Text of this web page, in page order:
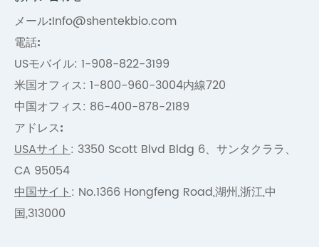
メール:Info@shentekbio.com
電話:
USモバイル: 1-908-822-3199
米国オフィス: 1-800-960-3004内線720
中国オフィス: 86-400-878-2189
アドレス:
USAサイト: 3350 Scott Blvd Bldg 6、サンタクララ、
CA 95054
中国サイト: No.1366 Hongfeng Road,湖州,浙江,中
国,313000